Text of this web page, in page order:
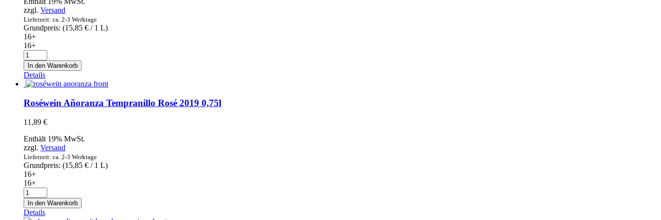
zzgl. Versand
Lieferzeit: ca. 2-3 Werktage
Grundpreis: (15,85 € / 1 L)
16+
16+
Rotwein
Añoranza
Crianza
Tempranillo
2016
0,75l
Menge
In den Warenkorb
Details
Roséwein Añoranza Tempranillo Rosé 2019 0,75l
11,89 €
Enthält 19% MwSt.
zzgl. Versand
Lieferzeit: ca. 2-3 Werktage
Grundpreis: (15,85 € / 1 L)
16+
16+
Roséwein
Añoranza
Tempranillo
Rosé
In den Warenkorb
Details